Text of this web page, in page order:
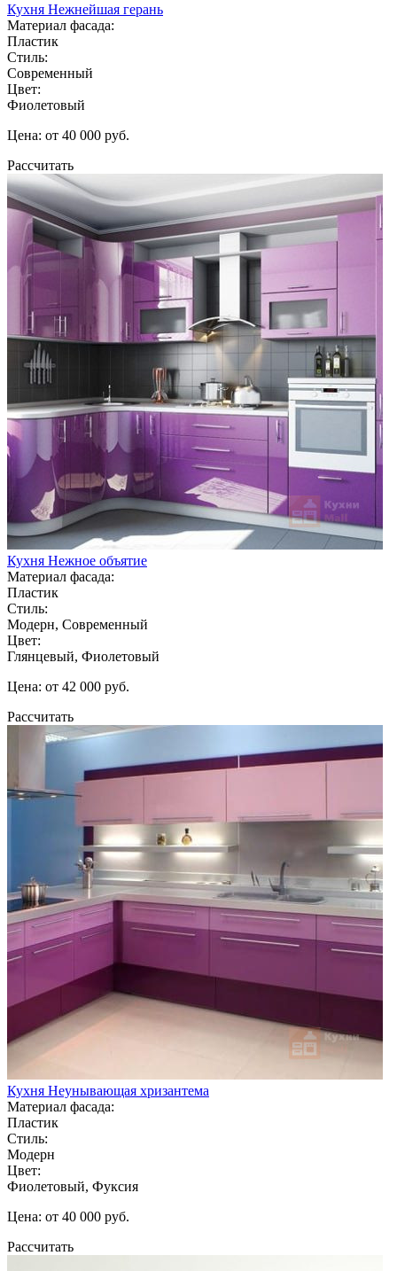
Кухня Нежнейшая герань
Материал фасада:
Пластик
Стиль:
Современный
Цвет:
Фиолетовый
Цена: от 40 000 руб.
Рассчитать
Кухня Нежное объятие
Материал фасада:
Пластик
Стиль:
Модерн, Современный
Цвет:
Глянцевый, Фиолетовый
Цена: от 42 000 руб.
Рассчитать
Кухня Неунывающая хризантема
Материал фасада:
Пластик
Стиль:
Модерн
Цвет:
Фиолетовый, Фуксия
Цена: от 40 000 руб.
Рассчитать